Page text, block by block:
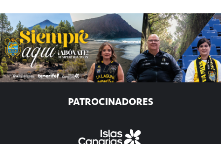
PATROCINADORES